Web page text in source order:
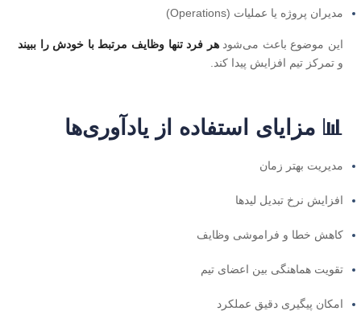
مدیران پروژه یا عملیات (Operations)
این موضوع باعث می‌شودهر فرد تنها وظایف مرتبط با خودش را ببیند
و تمرکز تیم افزایش پیدا کند.
📊 مزایای استفاده از یادآوری‌ها
مدیریت بهتر زمان
افزایش نرخ تبدیل لیدها
کاهش خطا و فراموشی وظایف
تقویت هماهنگی بین اعضای تیم
امکان پیگیری دقیق عملکرد